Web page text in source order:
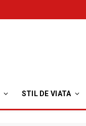
STIL DE VIATA